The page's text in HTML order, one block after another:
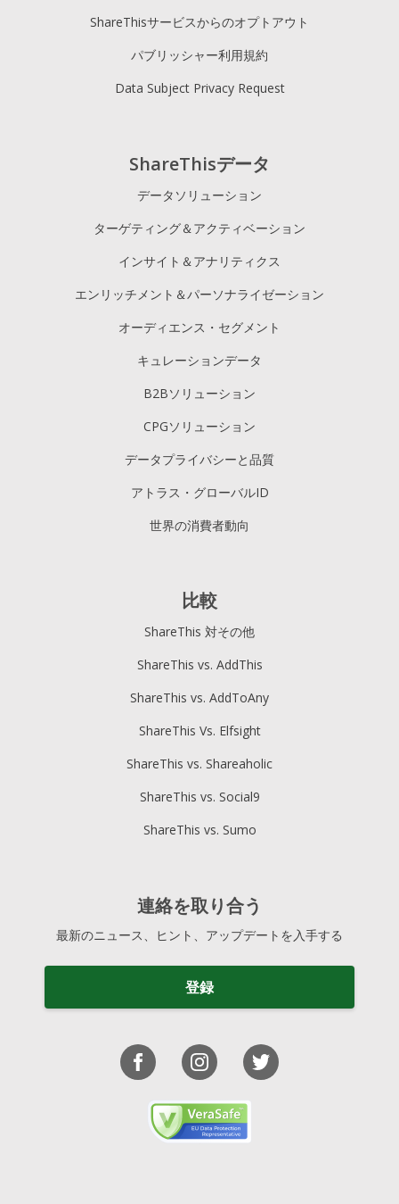
ShareThisデータ
データソリューション
ターゲティング＆アクティベーション
インサイト＆アナリティクス
エンリッチメント＆パーソナライゼーション
オーディエンス・セグメント
キュレーションデータ
B2Bソリューション
CPGソリューション
データプライバシーと品質
アトラス・グローバルID
世界の消費者動向
ShareThisサービスからのオプトアウト
パブリッシャー利用規約
Data Subject Privacy Request
比較
ShareThis 対その他
ShareThis vs. AddThis
ShareThis vs. AddToAny
ShareThis Vs. Elfsight
ShareThis vs. Shareaholic
ShareThis vs. Social9
ShareThis vs. Sumo
連絡を取り合う
最新のニュース、ヒント、アップデートを入手する
登録